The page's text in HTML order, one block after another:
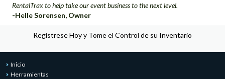
RentalTrax to help take our event business to the next level.
-Helle Sorensen, Owner
Regístrese Hoy y Tome el Control de su Inventario
Inicio
Herramientas